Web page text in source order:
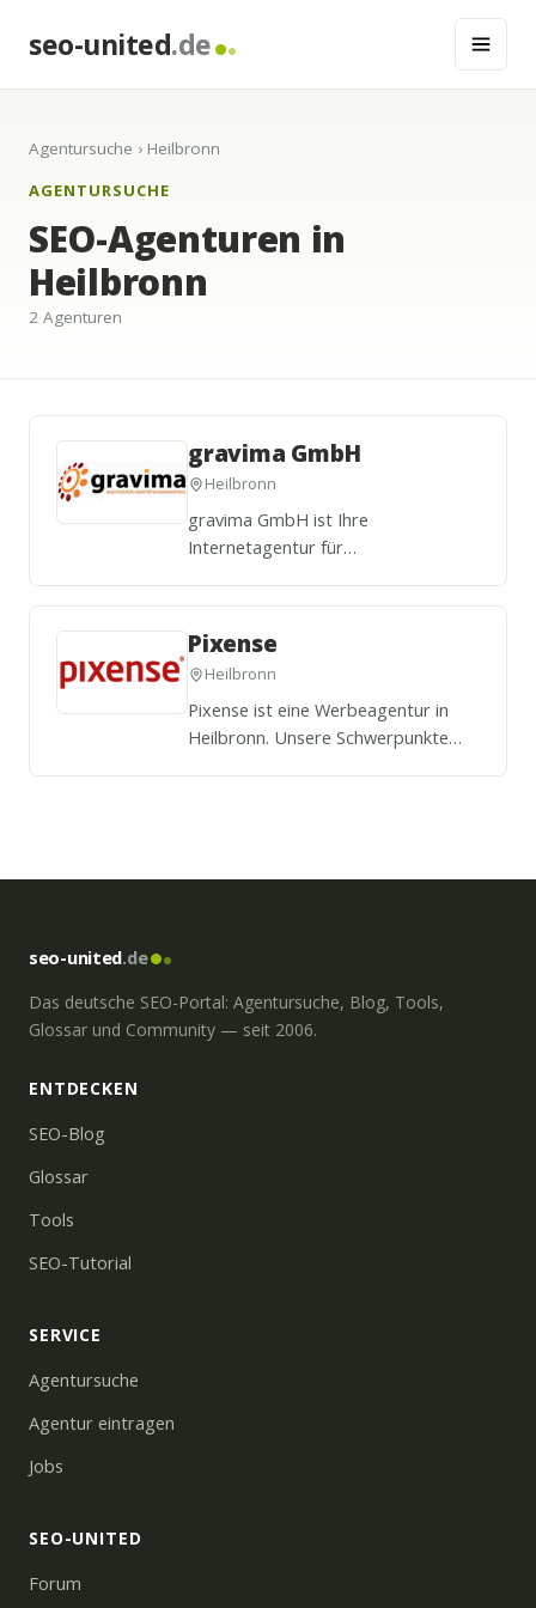
seo-united.de
Agentursuche › Heilbronn
AGENTURSUCHE
SEO-Agenturen in
Heilbronn
2 Agenturen
gravima GmbH
Heilbronn
gravima GmbH ist Ihre
Internetagentur für
gut konvertierende Webseiten &
Shops und bringen Sie ganz nach
oben.
Pixense
Heilbronn
Pixense ist eine Werbeagentur in
Heilbronn. Unsere Schwerpunkte
seo-united.de
Das deutsche SEO-Portal: Agentursuche, Blog, Tools,
Glossar und Community — seit 2006.
ENTDECKEN
SEO-Blog
Glossar
Tools
SEO-Tutorial
SERVICE
Agentursuche
Agentur eintragen
Jobs
SEO-UNITED
Forum